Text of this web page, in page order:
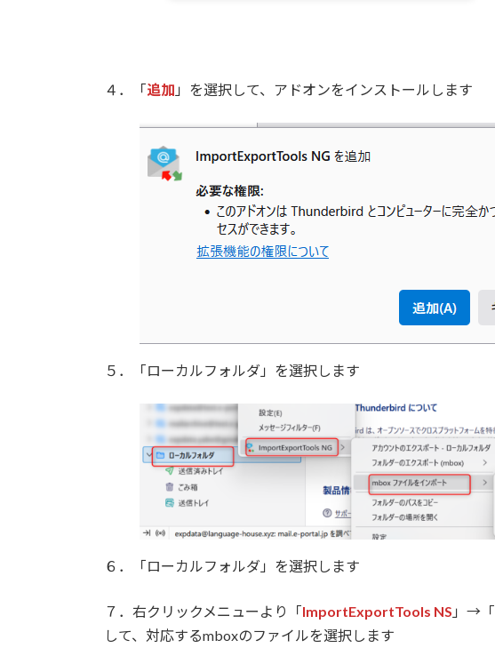
４．「追加 」を選択して、アドオンをインストールします
５．「ローカルフォルダ」を選択します
６．「ローカルフォルダ」を選択します
７．右クリックメニューより「ImportExportTools NS 」→「
して、対応するmboxのファイルを選択します